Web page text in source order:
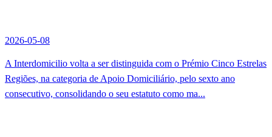
2026-05-08
A Interdomicilio volta a ser distinguida com o Prémio Cinco Estrelas
Regiões, na categoria de Apoio Domiciliário, pelo sexto ano
consecutivo, consolidando o seu estatuto como ma...